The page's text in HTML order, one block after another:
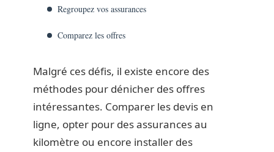
Regroupez vos assurances
Comparez les offres
Malgré ces défis, il existe encore des
méthodes pour dénicher des offres
intéressantes. Comparer les devis en
ligne, opter pour des assurances au
kilomètre ou encore installer des